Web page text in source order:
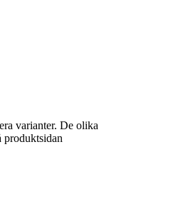
varianter. De olika
produktsidan